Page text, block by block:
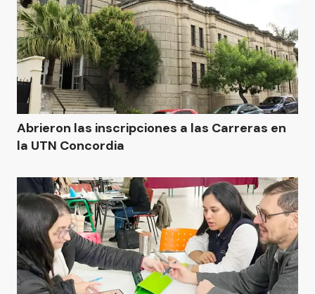
Abrieron las inscripciones a las Carreras en
la UTN Concordia